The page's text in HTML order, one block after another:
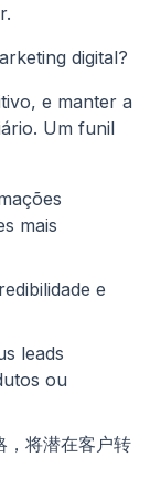
digital?
e manter a
Um funil
mais
e
leads
ou
，将潜在客户转